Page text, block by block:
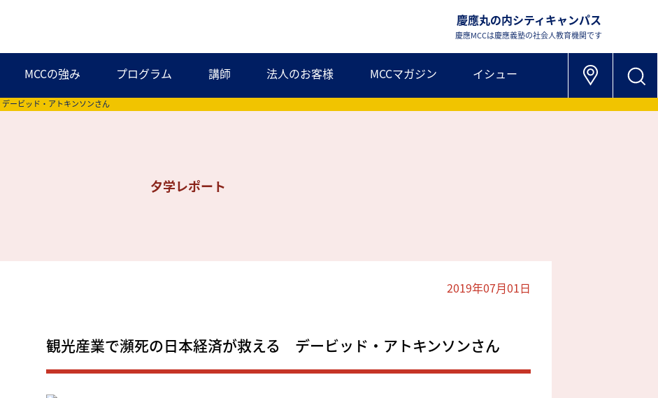
慶應丸の内シティキャンパス
慶應MCCは慶應義塾の社会人教育機関です
MCCの強み プログラム 講師 法人のお客様 MCCマガジン イシュー
ービッド・アトキンソンさん
夕学レポート
2019年07月01日
観光産業で瀕死の日本経済が救える デービッド・アトキンソンさん